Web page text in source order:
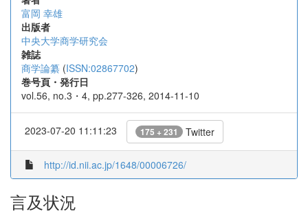
富岡 幸雄
出版者
中央大学商学研究会
雑誌
商学論纂 (ISSN:02867702)
巻号頁・発行日
vol.56, no.3・4, pp.277-326, 2014-11-10
2023-07-20 11:11:23 175 + 231 Twitter
http://id.nii.ac.jp/1648/00006726/
言及状況